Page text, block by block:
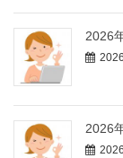
2026
2026